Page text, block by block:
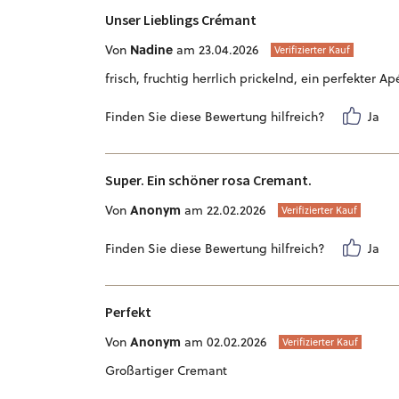
Unser Lieblings Crémant
Von Nadine am 23.04.2026 Verifizierter Kauf
frisch, fruchtig herrlich prickelnd, ein perfekter
Finden Sie diese Bewertung hilfreich? Ja
Super. Ein schöner rosa Cremant.
Von Anonym am 22.02.2026 Verifizierter Kauf
Finden Sie diese Bewertung hilfreich? Ja
Perfekt
Von Anonym am 02.02.2026 Verifizierter Kauf
Großartiger Cremant